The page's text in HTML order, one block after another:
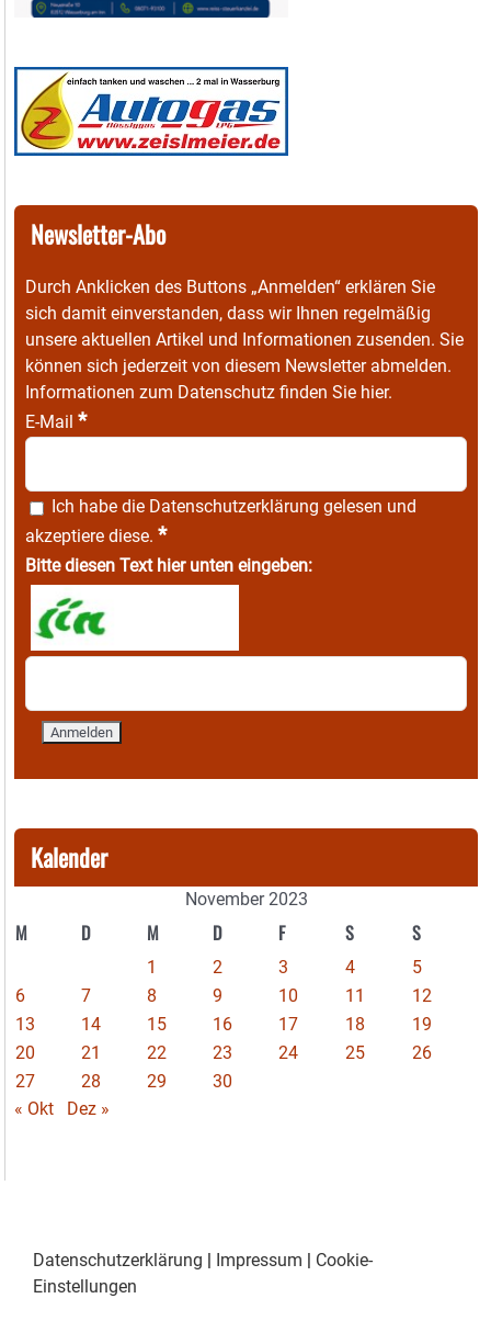
Newsletter-Abo
Durch Anklicken des Buttons „Anmelden“ erklären Sie
sich damit einverstanden, dass wir Ihnen regelmäßig
unsere aktuellen Artikel und Informationen zusenden. Sie
können sich jederzeit von diesem Newsletter abmelden.
Informationen zum Datenschutz finden Sie hier.
E-Mail *
Ich habe die Datenschutzerklärung gelesen und
akzeptiere diese. *
Bitte diesen Text hier unten eingeben:
Kalender
November 2023
M D M D F S S
1 2 3 4
5
6
7 8 9 10 11
12
13
14 15 16 17 18
19
20
21 22 23 24 25
26
27
28 29
30
« Okt
Dez »
Datenschutzerklärung Impressum
Cookie-
Einstellungen